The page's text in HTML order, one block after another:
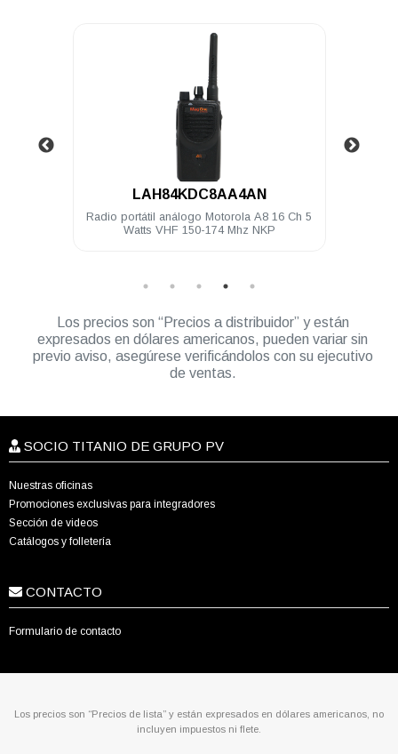
.
LAH84KDC8AA4AN
Radio portátil análogo Motorola A8 16 Ch 5
Watts VHF 150-174 Mhz NKP
Los precios son “Precios a distribuidor” y están
expresados en dólares americanos, pueden variar sin
previo aviso, asegúrese verificándolos con su ejecutivo
de ventas.
SOCIO TITANIO DE GRUPO PV
Nuestras oficinas
Promociones exclusivas para integradores
Sección de videos
Catálogos y folletería
CONTACTO
Formulario de contacto
Los precios son “Precios de lista” y están expresados en dólares americanos, no
incluyen impuestos ni flete.